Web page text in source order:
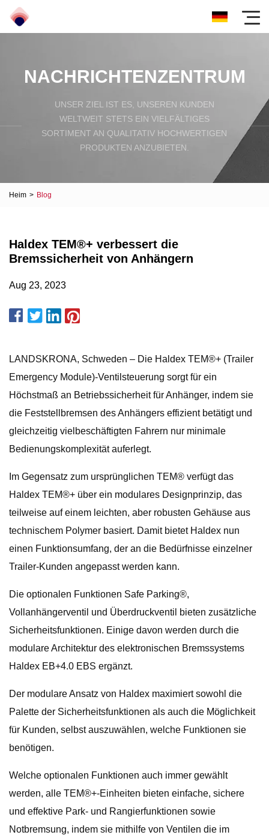
NACHRICHTENZENTRUM
UNSER ZIEL IST ES, UNSEREN KUNDEN
WELTWEIT STETS EIN VIELFÄLTIGES
SORTIMENT AN QUALITATIV HOCHWERTIGEN
PRODUKTEN ANZUBIETEN.
Heim > Blog
Haldex TEM®+ verbessert die
Bremssicherheit von Anhängern
Aug 23, 2023
LANDSKRONA, Schweden – Die Haldex TEM®+ (Trailer
Emergency Module)-Ventilsteuerung sorgt für ein
Höchstmaß an Betriebssicherheit für Anhänger, indem sie
die Feststellbremsen des Anhängers effizient betätigt und
gleichzeitig vielbeschäftigten Fahrern nur minimale
Bedienungskomplexität auferlegt.
Im Gegensatz zum ursprünglichen TEM® verfügt das
Haldex TEM®+ über ein modulares Designprinzip, das
teilweise auf einem leichten, aber robusten Gehäuse aus
technischem Polymer basiert. Damit bietet Haldex nun
einen Funktionsumfang, der an die Bedürfnisse einzelner
Trailer-Kunden angepasst werden kann.
Die optionalen Funktionen Safe Parking®,
Vollanhängerventil und Überdruckventil bieten zusätzliche
Sicherheitsfunktionen. Einige davon werden durch die
modulare Architektur des elektronischen Bremssystems
Haldex EB+4.0 EBS ergänzt.
Der modulare Ansatz von Haldex maximiert sowohl die
Palette der Sicherheitsfunktionen als auch die Möglichkeit
für Kunden, selbst auszuwählen, welche Funktionen sie
benötigen.
Welche optionalen Funktionen auch immer gewählt
werden, alle TEM®+-Einheiten bieten einfache, sichere
und effektive Park- und Rangierfunktionen sowie
Notbremsung, indem sie mithilfe von Ventilen die im